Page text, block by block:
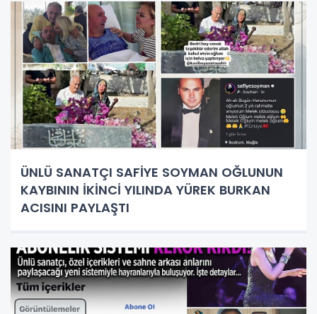
ÜNLÜ SANATÇI SAFİYE SOYMAN OĞLUNUN
KAYBININ İKİNCİ YILINDA YÜREK BURKAN
ACISINI PAYLAŞTI